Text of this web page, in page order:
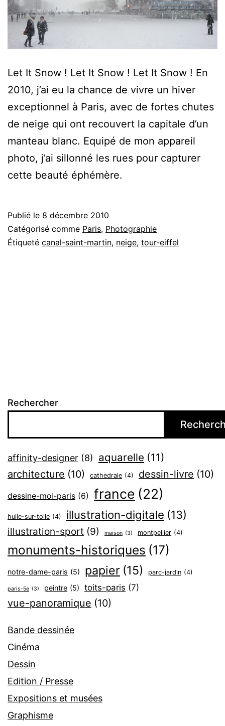
Let It Snow ! Let It Snow ! Let It Snow ! En
2010, j’ai eu la chance de vivre un hiver
exceptionnel à Paris, avec de fortes chutes
de neige qui ont recouvert la capitale d’un
manteau blanc. Equipé de mon appareil
photo, j’ai sillonné les rues pour capturer
cette beauté éphémère.
Publié le 8 décembre 2010
Catégorisé comme Paris, Photographie
Étiqueté canal-saint-martin, neige, tour-eiffel
Rechercher
affinity-designer (8) aquarelle (11)
architecture (10) cathedrale (4) dessin-livre (10)
dessine-moi-paris (6) france (22)
huile-sur-toile (4) illustration-digitale (13)
illustration-sport (9) maison (3) montpellier (4)
monuments-historiques (17)
notre-dame-paris (5) papier (15) parc-jardin (4)
paris-5e (3) peintre (5) toits-paris (7)
vue-panoramique (10)
Bande dessinée
Cinéma
Dessin
Edition / Presse
Expositions et musées
Graphisme